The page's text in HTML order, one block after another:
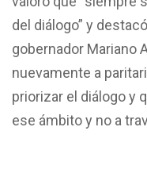
del diálogo” y
gobernador Mariano
nuevamente a
priorizar el diálogo y
ese ámbito y no a